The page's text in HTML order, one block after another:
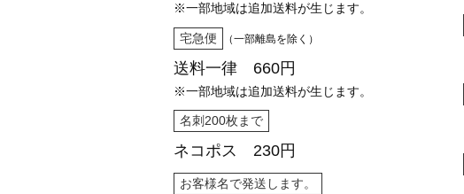
※一部地域は追加送料が生じます。
宅急便 （一部離島を除く）
送料一律 660円
※一部地域は追加送料が生じます。
名刺200枚まで
ネコポス 230円
お客様名で発送します。